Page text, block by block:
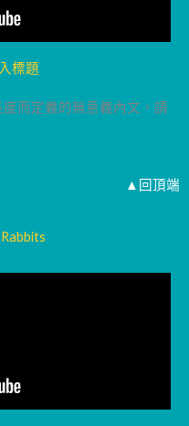
標題
而定義的無意義內文，請
▲回頂端